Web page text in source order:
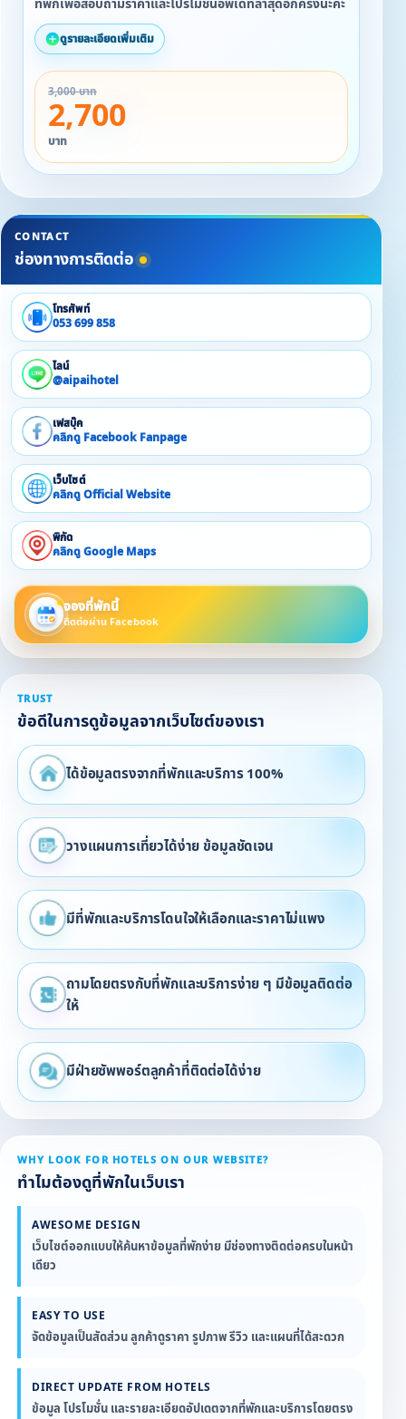
ที่พักเพื่อสอบถามราคาและโปรโมชั่นอัพเดทล่าสุดอีกครั้งนะคะ
ดูรายละเอียดเพิ่มเติม
3,000 บาท
2,700
บาท
CONTACT
ช่องทางการติดต่อ
โทรศัพท์
053 699 858
ไลน์
@aipaihotel
เฟสบุ๊ค
คลิกดู Facebook Fanpage
เว็บไซต์
คลิกดู Official Website
พิกัด
คลิกดู Google Maps
จองที่พักนี้
ติดต่อผ่าน Facebook
TRUST
ข้อดีในการดูข้อมูลจากเว็บไซต์ของเรา
ได้ข้อมูลตรงจากที่พักและบริการ 100%
วางแผนการเที่ยวได้ง่าย ข้อมูลชัดเจน
มีที่พักและบริการโดนใจให้เลือกและราคาไม่แพง
ถามโดยตรงกับที่พักและบริการง่าย ๆ มีข้อมูลติดต่อ
ให้
มีฝ่ายซัพพอร์ตลูกค้าที่ติดต่อได้ง่าย
WHY LOOK FOR HOTELS ON OUR WEBSITE?
ทำไมต้องดูที่พักในเว็บเรา
AWESOME DESIGN
เว็บไซต์ออกแบบให้ค้นหาข้อมูลที่พักง่าย มีช่องทางติดต่อครบในหน้า
เดียว
EASY TO USE
จัดข้อมูลเป็นสัดส่วน ลูกค้าดูราคา รูปภาพ รีวิว และแผนที่ได้สะดวก
DIRECT UPDATE FROM HOTELS
ข้อมูล โปรโมชั่น และรายละเอียดอัปเดตจากที่พักและบริการโดยตรง